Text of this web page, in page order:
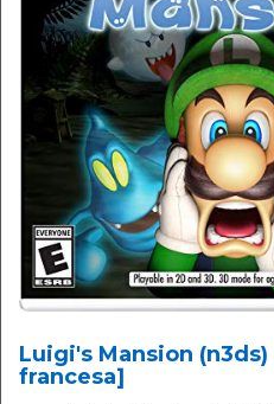
Luigi's Mansion
francesa]